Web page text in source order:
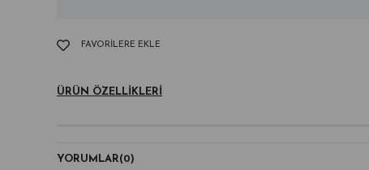
FAVORILERE EKLE
ÜRÜN ÖZELLIKLERI
YORUMLAR(0)